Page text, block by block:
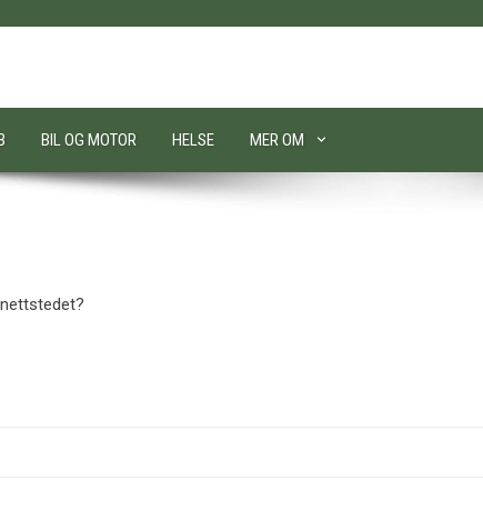
BIL OG MOTOR HELSE MER OM